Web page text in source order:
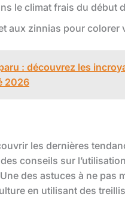
le climat frais du début
aux zinnias pour colorer
: découvrez les
2026
les dernières
conseils sur
des astuces à ne pas
en utilisant des